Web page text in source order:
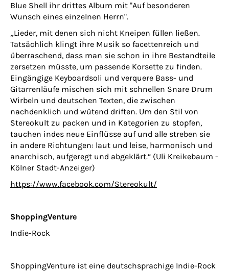
Blue Shell ihr drittes Album mit "Auf besonderen
Wunsch eines einzelnen Herrn".
„Lieder, mit denen sich nicht Kneipen füllen ließen.
Tatsächlich klingt ihre Musik so facettenreich und
überraschend, dass man sie schon in ihre Bestandteile
zersetzen müsste, um passende Korsette zu finden.
Eingängige Keyboardsoli und verquere Bass- und
Gitarrenläufe mischen sich mit schnellen Snare Drum
Wirbeln und deutschen Texten, die zwischen
nachdenklich und wütend driften. Um den Stil von
Stereokult zu packen und in Kategorien zu stopfen,
tauchen indes neue Einflüsse auf und alle streben sie
in andere Richtungen: laut und leise, harmonisch und
anarchisch, aufgeregt und abgeklärt.“ (Uli Kreikebaum -
Kölner Stadt-Anzeiger)
https://www.facebook.com/Stereokult/
ShoppingVenture
Indie-Rock
ShoppingVenture ist eine deutschsprachige Indie-Rock